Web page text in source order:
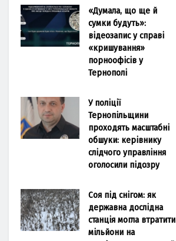
«Думала, що ще й
сумки будуть»:
відеозапис у справі
«кришування»
порноофісів у
Тернополі
У поліції
Тернопільщини
проходять масштабні
обшуки: керівнику
слідчого управління
оголосили підозру
Соя під снігом: як
державна дослідна
станція могла втратити
мільйони на